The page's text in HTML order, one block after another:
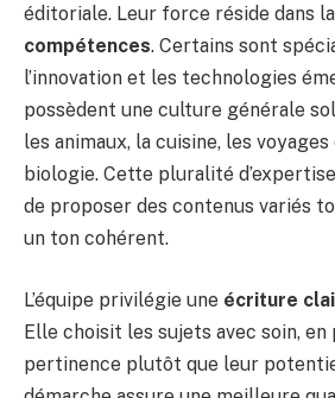
éditoriale. Leur force réside dans la
compétences. Certains sont
l’innovation et les technologies
possèdent une culture générale
les animaux, la cuisine, les
biologie. Cette pluralité
de proposer des contenus variés
un ton cohérent.
L’équipe privilégie une écriture
Elle choisit les sujets avec soin,
pertinence plutôt que leur